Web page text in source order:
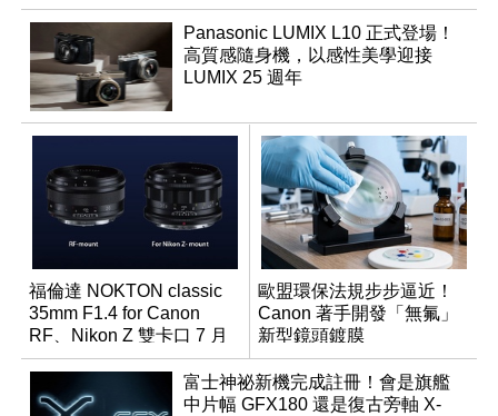
Panasonic LUMIX L10 正式登場！
高質感隨身機，以感性美學迎接
LUMIX 25 週年
福倫達 NOKTON classic
35mm F1.4 for Canon
RF、Nikon Z 雙卡口 7 月
同步登台
歐盟環保法規步步逼近！
Canon 著手開發「無氟」
新型鏡頭鍍膜
富士神祕新機完成註冊！會是旗艦
中片幅 GFX180 還是復古旁軸 X-